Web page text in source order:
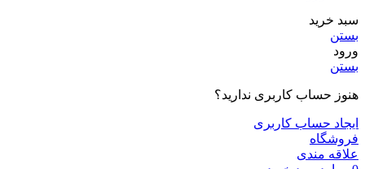
سبد خرید
بستن
ورود
بستن
هنوز حساب کاربری ندارید؟
ایجاد حساب کاربری
فروشگاه
علاقه مندی